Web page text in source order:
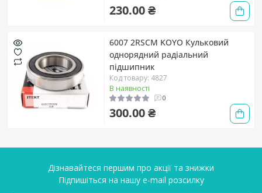
230.00 ₴
6007 2RSCM KOYO Кульковий
однорядний радіальний
підшипник
Код товару: 4827
В наявності
0
300.00 ₴
Дізнавайтеся першим про акції та знижки
Підпишіться на нашу e-mail розсилку